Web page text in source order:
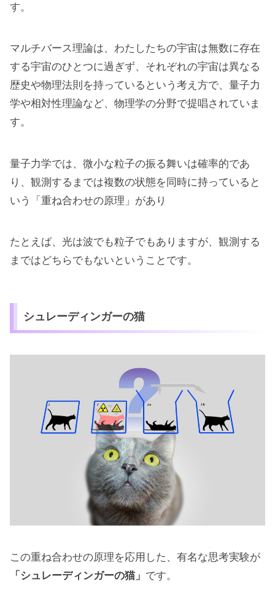
す。
マルチバース理論は、わたしたちの宇宙は無数に存在
する宇宙のひとつに過ぎず、それぞれの宇宙は異なる
歴史や物理法則を持っているという考え方で、量子力
学や相対性理論など、物理学の分野で提唱されていま
す。
量子力学では、微小な粒子の振る舞いは確率的であ
り、観測するまでは複数の状態を同時に持っていると
いう「重ね合わせの原理」があり
たとえば、光は波でも粒子でもありますが、観測する
まではどちらでもないということです。
シュレーディンガーの猫
この重ね合わせの原理を応用した、有名な思考実験が
「シュレーディンガーの猫」 です。